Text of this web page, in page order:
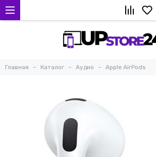
Главная Каталог Аудио Apple AirPods